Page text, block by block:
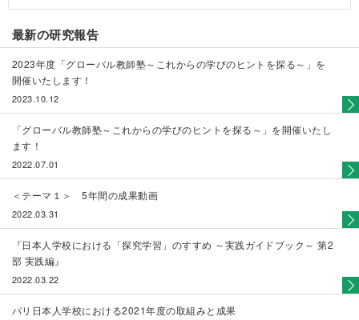
最新の研究報告
2023年度「グローバル教師塾～これからの学びのヒントを探る～」を
開催いたします！
2023.10.12
「グローバル教師塾～これからの学びのヒントを探る～」を開催いたし
ます！
2022.07.01
＜テーマ１＞ 5年間の成果動画
2022.03.31
『日本人学校における「探究学習」のすすめ ～実践ガイドブック～ 第2
部 実践編』
2022.03.22
パリ日本人学校における2021年度の取組みと成果